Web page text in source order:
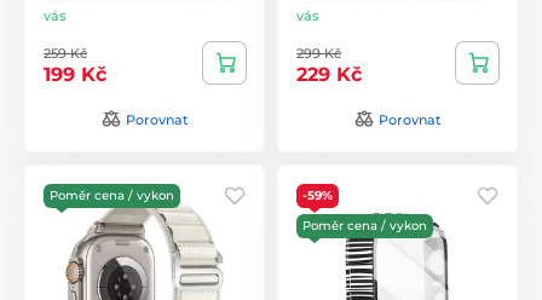
vás
259 Kč
199 Kč
Porovnat
vás
299 Kč
229 Kč
Porovnat
Poměr cena / vykon
-59%
Poměr cena / vykon